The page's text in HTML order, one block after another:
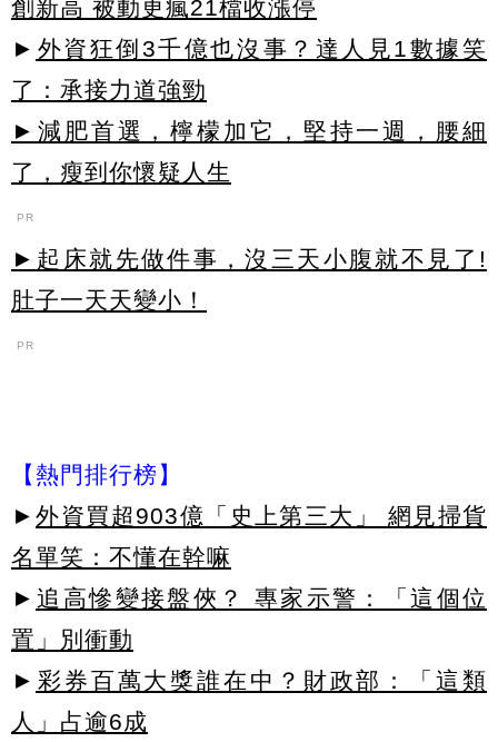
創新高 被動更瘋21檔收漲停
► 外資狂倒3千億也沒事？達人見1數據笑
了：承接力道強勁
►減肥首選，檸檬加它，堅持一週，腰細
了，瘦到你懷疑人生
PR
►起床就先做件事，沒三天小腹就不見了!
肚子一天天變小！
PR
【熱門排行榜】
► 外資買超903億「史上第三大」 網見掃貨
名單笑：不懂在幹嘛
► 追高慘變接盤俠？ 專家示警：「這個位
置」別衝動
► 彩券百萬大獎誰在中？財政部：「這類
人」占逾6成